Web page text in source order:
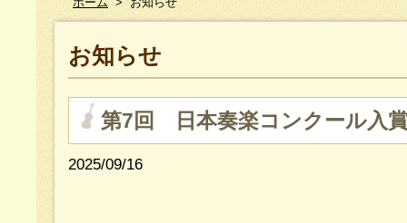
お知らせ
第7回 日本奏楽コンクール入
2025/09/16